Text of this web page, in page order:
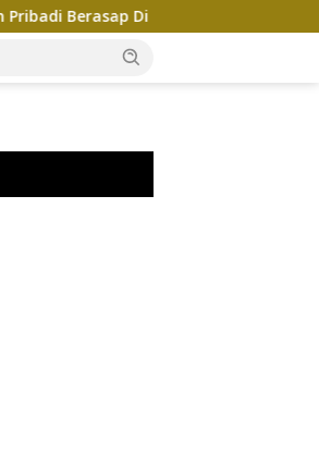
Di Parkiran GIIAS 2026, Ini Kata